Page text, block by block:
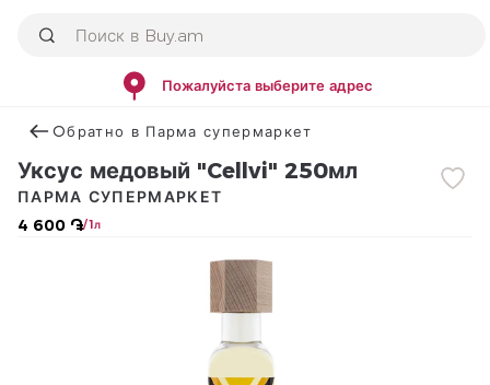
Пожалуйста выберите адрес
Օбратно в Парма супермаркет
Уксус медовый "Cellvi" 250мл
4 600 ֏/ 1л
ПАРМА СУПЕРМАРКЕТ